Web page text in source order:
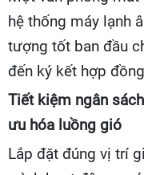
hệ thống máy lạnh
tượng tốt ban đầu
đến ký kết hợp
Tiết kiệm ngân
ưu hóa luồng gió
Lắp đặt đúng vị trí